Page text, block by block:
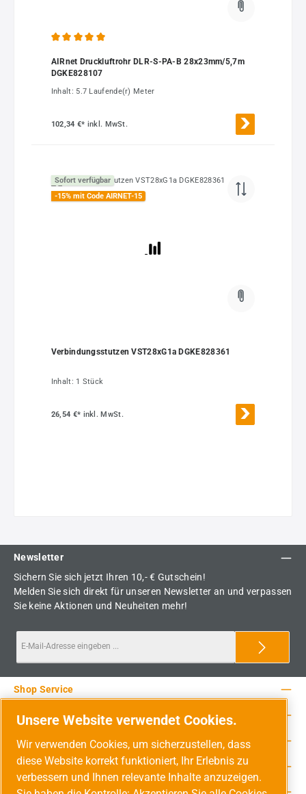
AIRnet Druckluftrohr DLR-S-PA-B 28x23mm/5,7m
DGKE828107
Inhalt: 5.7 Laufende(r) Meter
102,34 €* inkl. MwSt.
Sofort verfügbar
-15% mit Code AIRNET-15
Verbindungsstutzen VST28xG1a DGKE828361
Inhalt: 1 Stück
26,54 €* inkl. MwSt.
Newsletter
Sichern Sie sich jetzt Ihren 10,- € Gutschein!
Melden Sie sich direkt für unseren Newsletter an und verpassen
Sie keine Aktionen und Neuheiten mehr!
Service-Hotline
Shop Service
Rechtliche Hinweise
Unsere Vorteile
Versandarten
Unsere Website verwendet Cookies.
Wir verwenden Cookies, um sicherzustellen, dass
diese Website korrekt funktioniert, Ihr Erlebnis zu
verbessern und Ihnen relevante Inhalte anzuzeigen.